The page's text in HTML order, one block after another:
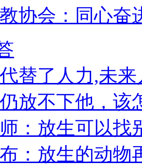
协会：同心奋
替了人力,未
放不下他，该
：放生可以找
：放生的动物